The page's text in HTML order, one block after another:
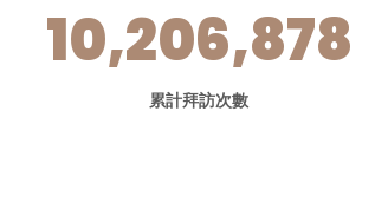
10,206,878
累計拜訪次數